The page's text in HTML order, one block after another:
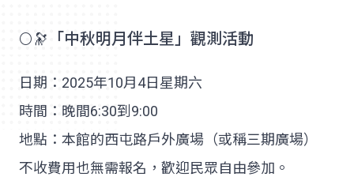
🌕🔭「中秋明月伴土星」觀測活動
日期：2025年10月4日星期六
時間：晚間6:30到9:00
地點：本館的西屯路戶外廣場（或稱三期廣場）
不收費用也無需報名，歡迎民眾自由參加。